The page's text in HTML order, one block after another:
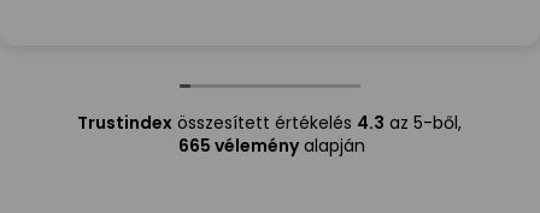
Trustindexösszesített értékelés 4.3 az 5-ből,
665 véleményalapján